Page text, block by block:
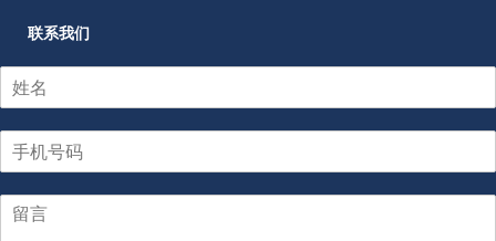
联系我们